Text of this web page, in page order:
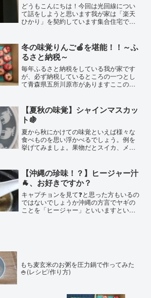
どうもこんにちは！今回は光回線につい
て話をしようと思います我が家は「楽天
ひかり」を契約しています集合住宅です
￥5,280／月（税込み）となっていますこ
の金額をもう少し抑...
冬の味覚りんご🍎を堪能！！～ふ
るさと納税～
毎年ふるさと納税をしている我が家です
が、必ず納税しているところの一つとし
て青森県五所川原市がありますここのり
年の冬にゲットした返礼品であるりんご
についてお話したいと...
【夏秋の味覚】シャインマスカッ
ト🍇
夏から秋にかけての味覚といえば様々な
食べものを思い浮かべるでしょう。例を
挙げてみましょ。果物だとスイカ、メロ
華、そうめんetc今回は、その中でも宝石
のような『シャイ...
【沖縄の珍味！？】ヒージャー汁
🐐、お好きですか？
キャプチョンを見て❓と思った方もいるの
ではないでしょうか沖縄の方言でヤギの
ことを「ヒージャー」といいますという
もち麦玄米のお粥を圧力鍋で作ってみた
🍚(レシピ/作り方)